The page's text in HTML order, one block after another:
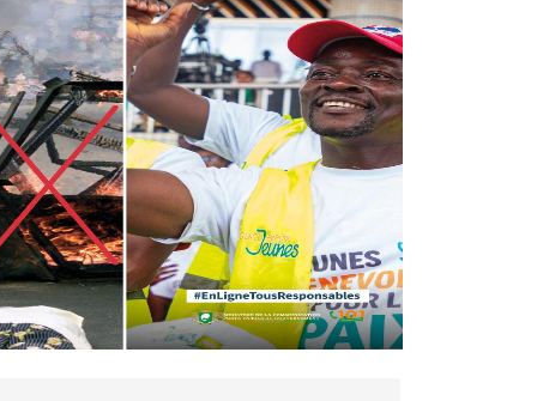
22 avr. 2026, 16:41
Des bureaux ravagés dans un
incendie survenu à la mairie...
AIP
10 avr. 2026, 09:48
Nommé Médiateur de la
République, Gaoussou Touré
prend officiellement fonction
AIP
13 mars 2026, 10:43
Nécrologie : décès de
Guillaume Houphouët-Boigny,
fils du Père fondateur...